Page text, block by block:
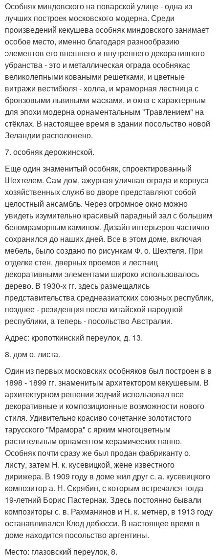
Особняк миндовского на поварской улице - одна из
лучших построек московского модерна. Среди
произведений кекушева особняк миндовского занимает
особое место, именно благодаря разнообразию
элементов его внешнего и внутреннего декоративного
убранства - это и металлическая ограда особнякас
великолепными коваными решетками, и цветные
витражи вестибюля - холла, и мраморная лестница с
бронзовыми львиными масками, и окна с характерным
для эпохи модерна орнаментальным "Травлением" на
стёклах. В настоящее время в здании посольство новой
Зеландии расположено.
7. особняк дерожинской.
Еще один знаменитый особняк, спроектированный
Шехтелем. Сам дом, ажурная уличная ограда и корпуса
хозяйственных служб во дворе представляют собой
целостный ансамбль. Через огромное окно можно
увидеть изумительно красивый парадный зал с большим
беломраморным камином. Дизайн интерьеров частично
сохранился до наших дней. Все в этом доме, включая
мебель, было создано по рисункам Ф. о. Шехтеля. При
отделке стен, дверных проемов и лестниц
декоративными элементами широко использовалось
дерево. В 1930-х гг. здесь размещались
представительства среднеазиатских союзных республик,
позднее - резиденция посла китайской народной
республики, а теперь - посольство Австралии.
Адрес: кропоткинский переулок, д. 13.
8. дом о. листа.
Один из первых московских особняков был построен в в
1898 - 1899 гг. знаменитым архитектором кекушевым. В
архитектурном решении зодчий использовал все
декоративные и композиционные возможности нового
стиля. Удивительно красиво сочетание золотистого
тарусского "Мрамора" с ярким многоцветным
растительным орнаментом керамических панно.
Особняк почти сразу же был продан фабриканту о.
листу, затем Н. к. кусевицкой, жене известного
дирижера. В 1909 году в доме жил друг с. а. кусевицкого
композитор а. Н. Скрябин, с которым встречался тогда
19-летний Борис Пастернак. Здесь постоянно бывали
композиторы с. в. Рахманинов и Н. к. метнер, в 1913 году
останавливался Клод дебюсси. В настоящее время в
доме находится посольство аргентины.
Место: глазовский переулок, 8.